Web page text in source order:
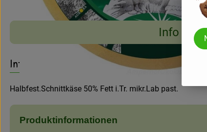
Info
Entdecke passende RezepteEs wurden keine
Info
Halbfest.Schnittkäse 50% Fett i.Tr. mikr.Lab past.
Produktinformationen